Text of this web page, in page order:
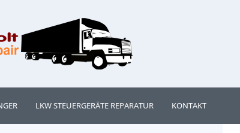
LKW STEUERGERÄTE REPARATUR KONTAKT